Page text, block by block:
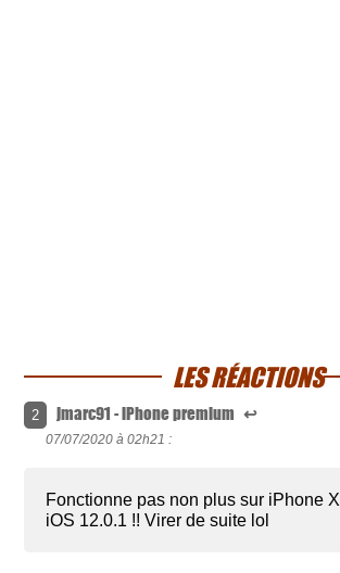
LES RÉACTIONS
2 jmarc91 - iPhone premium ↩
07/07/2020 à 02h21 :
Fonctionne pas non plus sur iPhone X
iOS 12.0.1 !! Virer de suite lol